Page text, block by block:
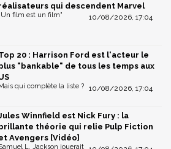
qui descendent Marvel
10/08/2026, 17:04
film est un film"
20 : Harrison Ford est l'acteur le
"bankable" de tous les temps aux
10/08/2026, 17:04
qui complète la liste ?
Winnfield est Nick Fury : la
brillante théorie qui relie Pulp Fiction
Avengers [Vidéo]
L. Jackson jouerait